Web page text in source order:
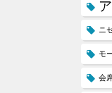
ニ
モ
会